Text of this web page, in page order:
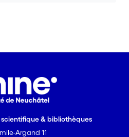
& bibliothèques
Argand 11